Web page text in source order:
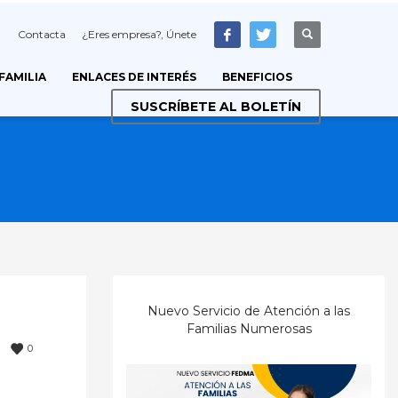
Contacta ¿Eres empresa?, Únete
ENLACES DE INTERÉS BENEFICIOS
SUSCRÍBETE AL BOLETÍN
0
Nuevo Servicio de Atención a las
Familias Numerosas